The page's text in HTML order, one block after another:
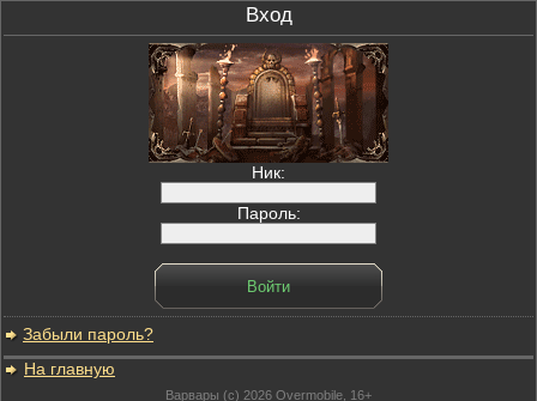
Вход
Ник:
Пароль:
Забыли пароль?
На главную
Варвары (c) 2026 Overmobile, 16+